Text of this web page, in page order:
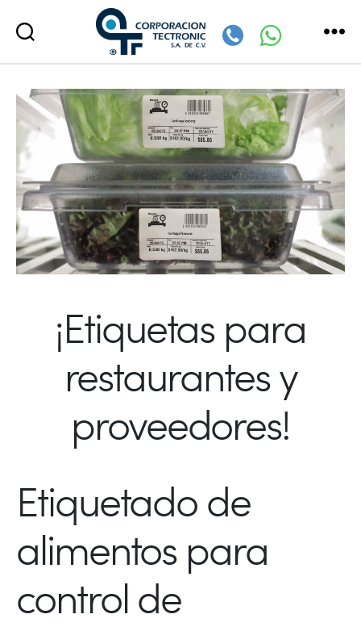
Tectronic
¡Etiquetas para
restaurantes y
proveedores!
Etiquetado de
alimentos para
control de